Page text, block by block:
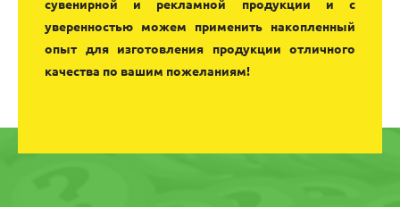
сувенирной и рекламной продукции и с
уверенностью можем применить накопленный
опыт для изготовления продукции отличного
качества по вашим пожеланиям!